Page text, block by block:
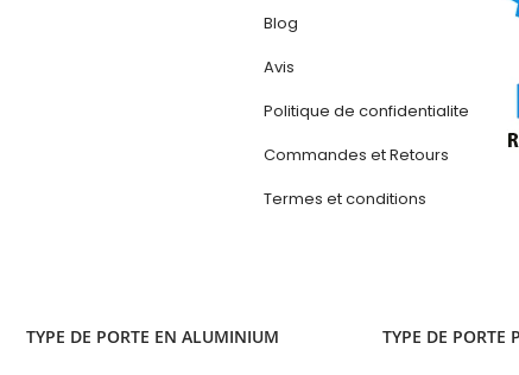
Blog
Avis
Politique de confidentialite
Commandes et Retours
Termes et conditions
TYPE DE PORTE EN ALUMINIUM TYPE DE PORTE